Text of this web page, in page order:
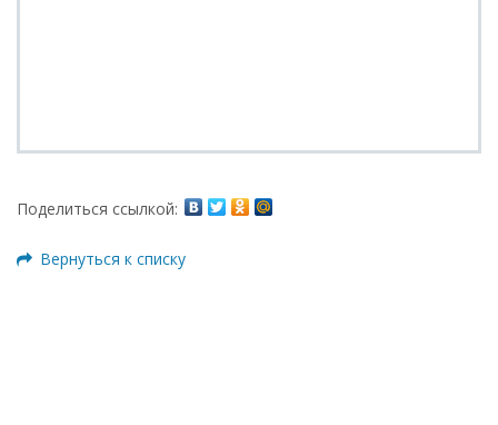
Поделиться ссылкой:
Вернуться к списку